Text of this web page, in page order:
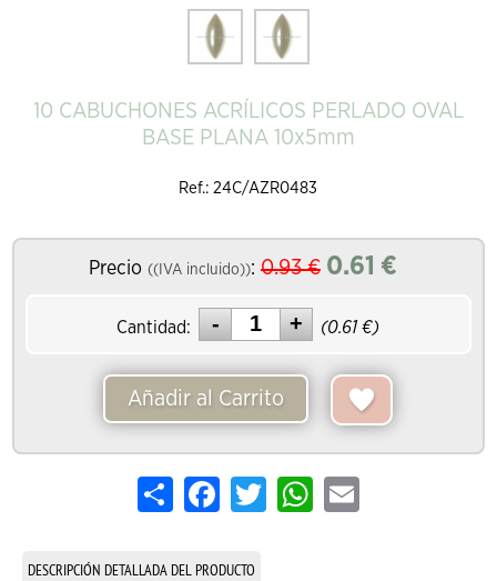
10 CABUCHONES ACRÍLICOS PERLADO OVAL
BASE PLANA 10x5mm
Ref.: 24C/AZR0483
Precio ((IVA incluido)): 0.93€ 0.61 €
Cantidad: (0.61 €)
Añadir al Carrito
Share FacebookTwitterWhatsApp
Email
DESCRIPCIÓN DETALLADA DEL PRODUCTO